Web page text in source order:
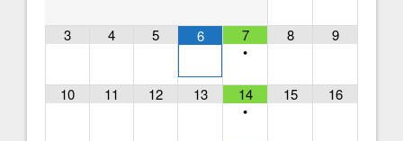
3 4 5 6 7
•
8 9
10 11 12 13 14
•
15 16